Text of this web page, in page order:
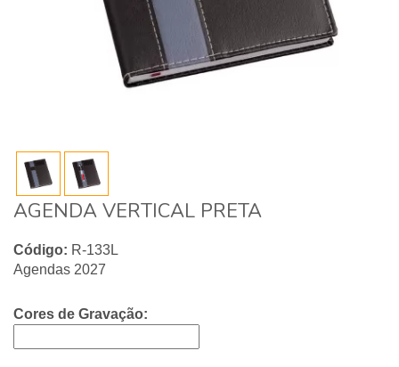
AGENDA VERTICAL PRETA
Código: R-133L
Agendas 2027
Cores de Gravação: